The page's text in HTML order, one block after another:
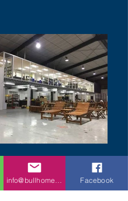
Facebook